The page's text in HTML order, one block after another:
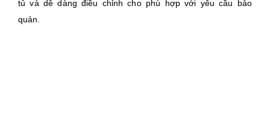
tủ và dễ dàng điều chỉnh cho phù hợp với yêu cầu bảo
quản.